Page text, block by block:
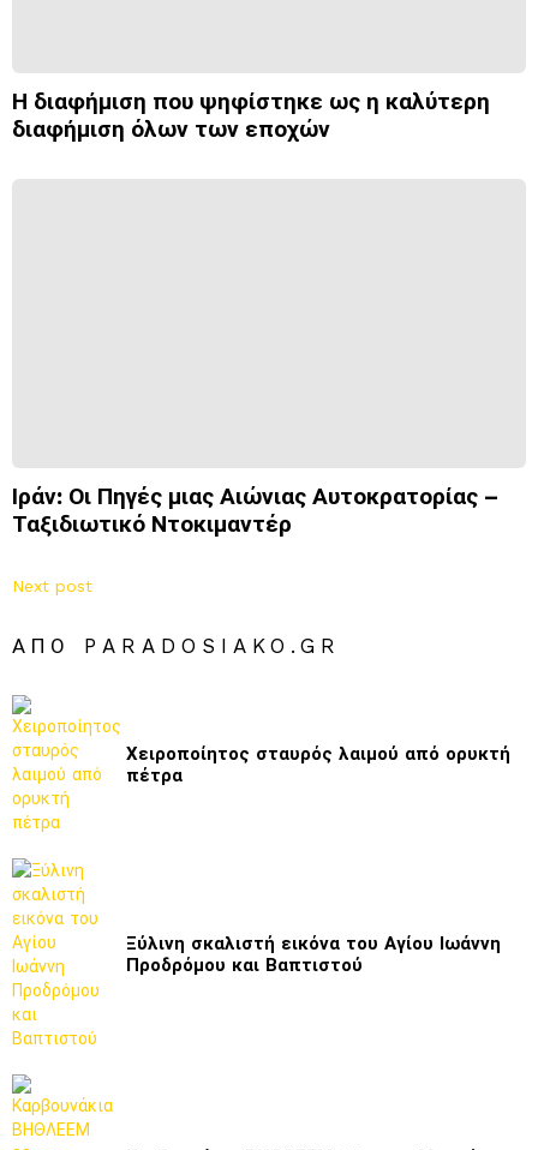
Η διαφήμιση που ψηφίστηκε ως η καλύτερη
διαφήμιση όλων των εποχών
Ιράν: Οι Πηγές μιας Αιώνιας Αυτοκρατορίας –
Ταξιδιωτικό Ντοκιμαντέρ
Next post
ΑΠΌ PARADOSIAKO.GR
Χειροποίητος σταυρός λαιμού από ορυκτή
πέτρα
Ξύλινη σκαλιστή εικόνα του Αγίου Ιωάννη
Προδρόμου και Βαπτιστού